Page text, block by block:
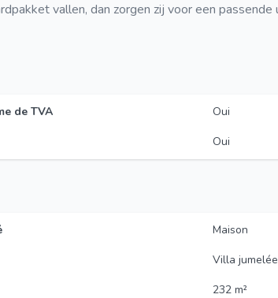
vallen, dan zorgen zij voor een
de TVA
Oui
Oui
Maison
Villa jumelée
232 m²